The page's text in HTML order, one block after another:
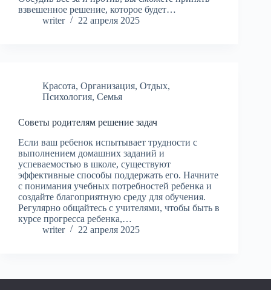
взвешенное решение, которое будет…
writer
22 апреля 2025
Красота, Организация, Отдых,
Психология, Семья
Советы родителям решение задач
Если ваш ребенок испытывает трудности с
выполнением домашних заданий и
успеваемостью в школе, существуют
эффективные способы поддержать его. Начните
с понимания учебных потребностей ребенка и
создайте благоприятную среду для обучения.
Регулярно общайтесь с учителями, чтобы быть в
курсе прогресса ребенка,…
writer
22 апреля 2025